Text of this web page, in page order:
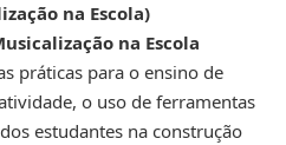
na Escola)
na Escola
práticas para o ensino de
o uso de ferramentas
estudantes na construção